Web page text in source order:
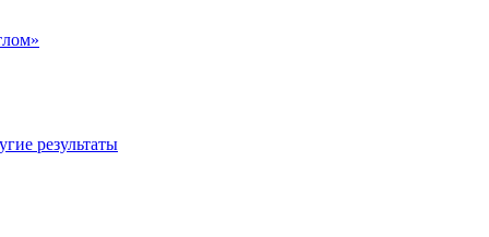
результаты